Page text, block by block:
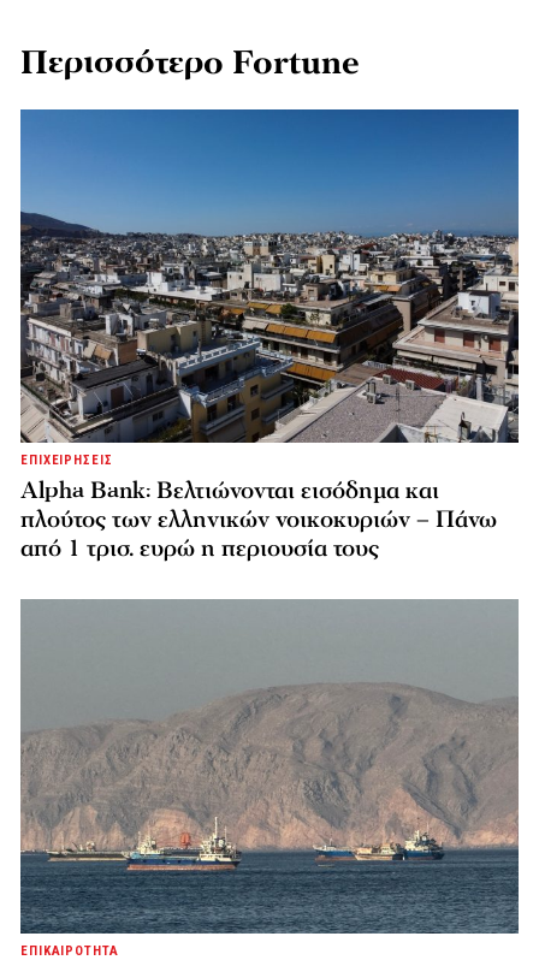
Περισσότερο Fortune
ΕΠΙΧΕΙΡΗΣΕΙΣ
Alpha Bank: Βελτιώνονται εισόδημα και
πλούτος των ελληνικών νοικοκυριών – Πάνω
από 1 τρισ. ευρώ η περιουσία τους
ΕΠΙΚΑΙΡΟΤΗΤΑ